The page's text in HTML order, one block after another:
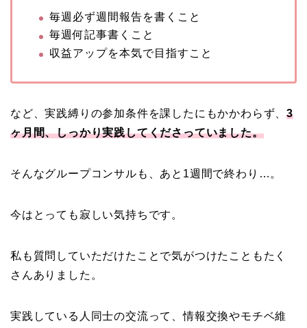
毎週必ず週間報告を書くこと
毎週何記事書くこと
収益アップを本気で目指すこと
など、実践縛りの参加条件を課したにもかかわらず、3
ヶ月間、しっかり実践してくださっていました。
そんなグループコンサルも、あと1週間で終わり…。
今はとっても寂しい気持ちです。
私も質問していただけたことで気がつけたこともたく
さんありました。
実践している人同士の交流って、情報交換やモチベ維